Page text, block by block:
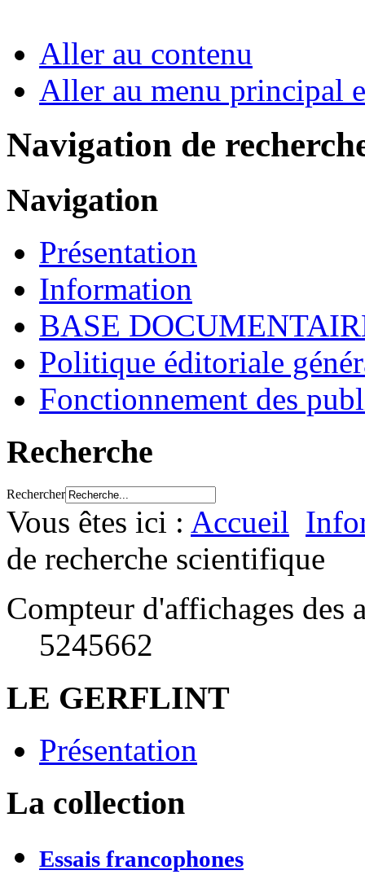
Aller au contenu
Aller au menu principal
Navigation de
Navigation
Présentation
Information
BASE
Politique éditoriale
Fonctionnement des
Recherche
Rechercher
Vous êtes ici : Accueil
de recherche scientifique
Compteur d'affichages des
5245662
LE GERFLINT
Présentation
La collection
Essais francophones